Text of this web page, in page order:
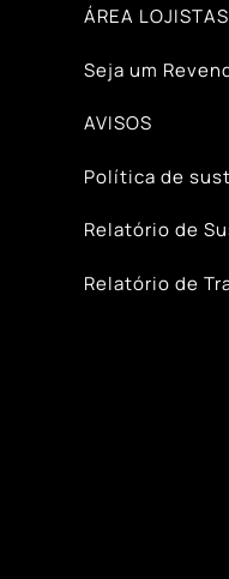
ÁREA LOJISTAS
Seja um
AVISOS
Política de
Relatório de
Relatório de